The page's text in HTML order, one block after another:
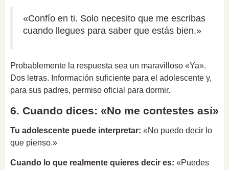
«Confío en ti. Solo necesito que me escribas
cuando llegues para saber que estás bien.»
Probablemente la respuesta sea un maravilloso «Ya».
Dos letras. Información suficiente para el adolescente y,
para sus padres, permiso oficial para dormir.
6. Cuando dices: «No me contestes así»
Tu adolescente puede interpretar: «No puedo decir lo
que pienso.»
Cuando lo que realmente quieres decir es: «Puedes